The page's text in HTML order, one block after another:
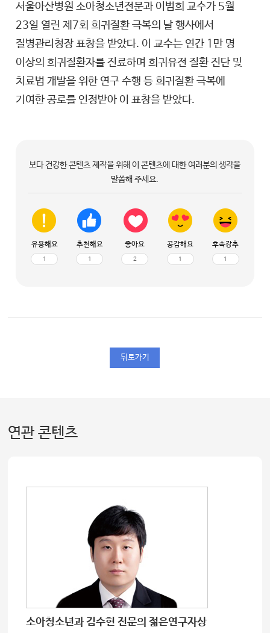
서울아산병원 소아청소년전문과 이범희 교수가 5월
23일 열린 제7회 희귀질환 극복의 날 행사에서
질병관리청장 표창을 받았다. 이 교수는 연간 1만 명
이상의 희귀질환자를 진료하며 희귀유전 질환 진단 및
치료법 개발을 위한 연구 수행 등 희귀질환 극복에
기여한 공로를 인정받아 이 표창을 받았다.
보다 건강한 콘텐츠 제작을 위해 이 콘텐츠에 대한 여러분의 생각을
말씀해 주세요.
유용해요
1
추천해요
1
좋아요
2
공감해요
1
후속강추
1
뒤로가기
연관 콘텐츠
소아청소년과 김수현 전문의 젊은연구자상